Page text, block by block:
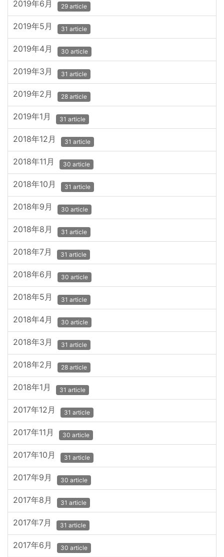
2019年6月 29 article
2019年5月 31 article
2019年4月 30 article
2019年3月 31 article
2019年2月 28 article
2019年1月 31 article
2018年12月 31 article
2018年11月 30 article
2018年10月 31 article
2018年9月 30 article
2018年8月 31 article
2018年7月 31 article
2018年6月 30 article
2018年5月 31 article
2018年4月 30 article
2018年3月 31 article
2018年2月 28 article
2018年1月 31 article
2017年12月 31 article
2017年11月 30 article
2017年10月 31 article
2017年9月 30 article
2017年8月 31 article
2017年7月 31 article
2017年6月 30 article